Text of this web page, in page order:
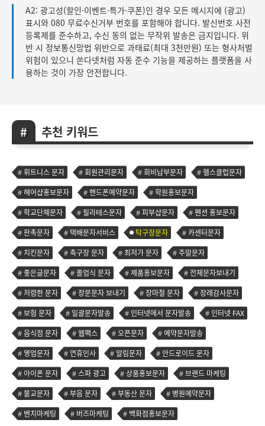
A2: 광고성(할인·이벤트·특가·쿠폰)인 경우 모든 메시지에 (광고)
표시와 080 무료수신거부 번호를 포함해야 합니다. 발신번호 사전
등록제를 준수하고, 수신 동의 없는 무작위 발송은 금지입니다. 위
반 시 정보통신망법 위반으로 과태료(최대 3천만원) 또는 형사처벌
위험이 있으니 쏜다넷처럼 자동 준수 기능을 제공하는 플랫폼을 사
용하는 것이 가장 안전합니다.
추천 키워드
휘트니스 문자 회원관리문자 회비납부문자
헬스클럽문자
헤어샵홍보문자
핸드폰예약문자
학원홍보문자
학교단체문자
필라테스문자 피부샵문자
펜션 홍보문자
판촉문자
택배문자서비스 탁구장문자
카센터문자
치킨문자
축구장 문자 최저가 문자
주말문자
좋은글문자
졸업식 문자 제품홍보문자
전체문자보내기
저렴한 문자
장문문자 보내기 장마철 문자
장례감사문자
보험 문자
일괄문자발송 인터넷에서 문자발송
인터넷 FAX
음식점 문자
웹팩스 오픈문자
예약문자발송
영업문자
연휴인사 알림문자
안드로이드 문자
아이폰 문자
스파 광고 상품홍보문자
브랜드 마케팅
불교문자
부음 문자 부동산 문자
병원예약문자
벤치마케팅
버즈마케팅 백화점홍보문자